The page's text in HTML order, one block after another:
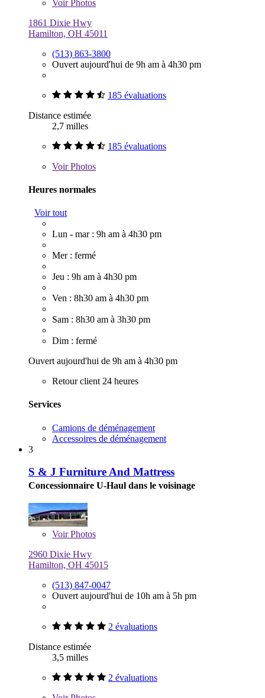
VoirPhotos
1861 Dixie Hwy
Hamilton, OH 45011
(513) 863-3800
Ouvert aujourd'hui de 9h am à 4h30 pm
185 évaluations
Distance estimée
2,7 milles
185 évaluations
VoirPhotos
Heures normales
Voir tout
Lun - mar : 9h am à 4h30 pm
Mer : fermé
Jeu : 9h am à 4h30 pm
Ven : 8h30 am à 4h30 pm
Sam : 8h30 am à 3h30 pm
Dim : fermé
Ouvert aujourd'hui de 9h am à 4h30 pm
Retour client 24 heures
Services
Camions de déménagement
Accessoires de déménagement
3
S & J Furniture And Mattress
Concessionnaire U-Haul dans le voisinage
VoirPhotos
2960 Dixie Hwy
Hamilton, OH 45015
(513) 847-0047
Ouvert aujourd'hui de 10h am à 5h pm
2 évaluations
Distance estimée
3,5 milles
2 évaluations